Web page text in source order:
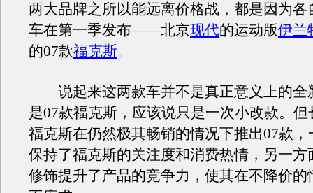
两大品牌之所以能远离价格战，都是因为各
车在第一季发布——北京现代的运动版伊兰
的07款福克斯。
说起来这两款车并不是真正意义上的全
是07款福克斯，应该说只是一次小改款。但
福克斯在仍然极其畅销的情况下推出07款
保持了福克斯的关注度和消费热情，另一方
修饰提升了产品的竞争力，使其在不降价的